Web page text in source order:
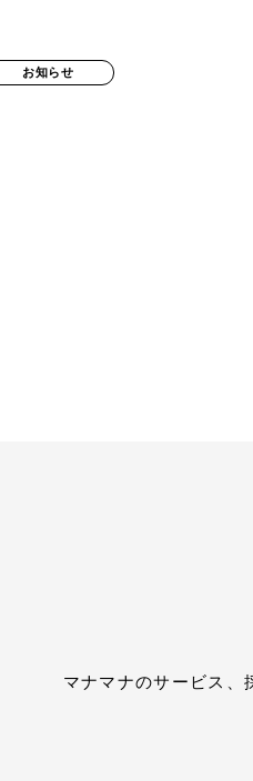
お知らせ
マナマナのサービス、